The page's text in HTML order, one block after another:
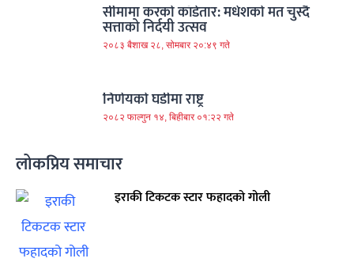
सीमामा करको काँडेतार: मधेशको मत चुस्दै
सत्ताको निर्दयी उत्सव
२०८३ बैशाख २८, सोमबार २०:४९ गते
निर्णयको घडीमा राष्ट्र
२०८२ फाल्गुन १४, बिहीबार ०१:२२ गते
लोकप्रिय समाचार
इराकी टिकटक स्टार फहादको गोली